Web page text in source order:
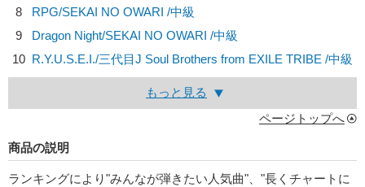
8
RPG/SEKAI NO OWARI /中級
9
Dragon Night/SEKAI NO OWARI /中級
10 R.Y.U.S.E.I./三代目J Soul Brothers from EXILE TRIBE /中級
もっと見る
ページトップへ
商品の説明
ランキングにより"みんなが弾きたい人気曲"、"長くチャートに